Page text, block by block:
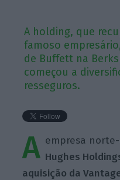
A holding, que
famoso
de Buffett na
começou a
resseguros.
A empresa
Hughes
aquisição da